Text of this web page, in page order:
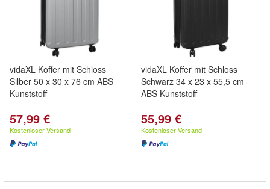
vidaXL Koffer mit Schloss
Silber 50 x 30 x 76 cm ABS
Kunststoff
57,99 €
Kostenloser Versand
vidaXL Koffer mit Schloss
Schwarz 34 x 23 x 55,5 cm
ABS Kunststoff
55,99 €
Kostenloser Versand